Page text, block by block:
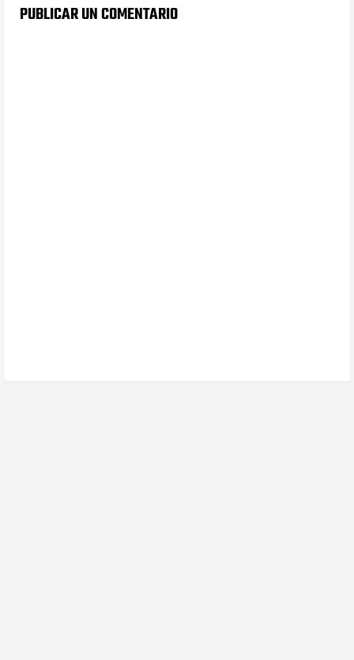
PUBLICAR UN COMENTARIO